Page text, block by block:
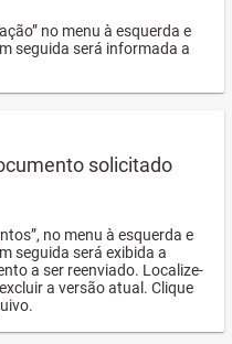
no menu à esquerda e
seguida será informada a
solicitado
no menu à esquerda e
seguida será exibida a
a ser reenviado. Localize-
a versão atual. Clique